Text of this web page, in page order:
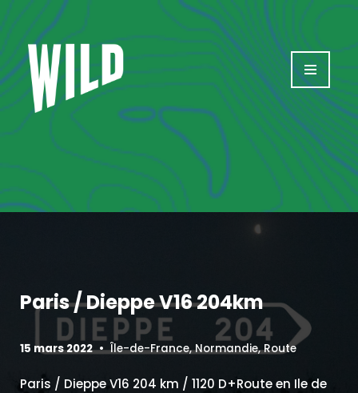
Aller
au
contenu
Paris / Dieppe V16 204km
15 mars 2022 Île-de-France,Normandie,Route
Paris / Dieppe V16 204 km / 1120 D+Route en Ile de